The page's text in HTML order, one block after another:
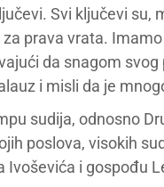
Svi ključevi su,
prava vrata.
da snagom
i misli da je
sudija, odnosno
poslova, visokih
i gospođu